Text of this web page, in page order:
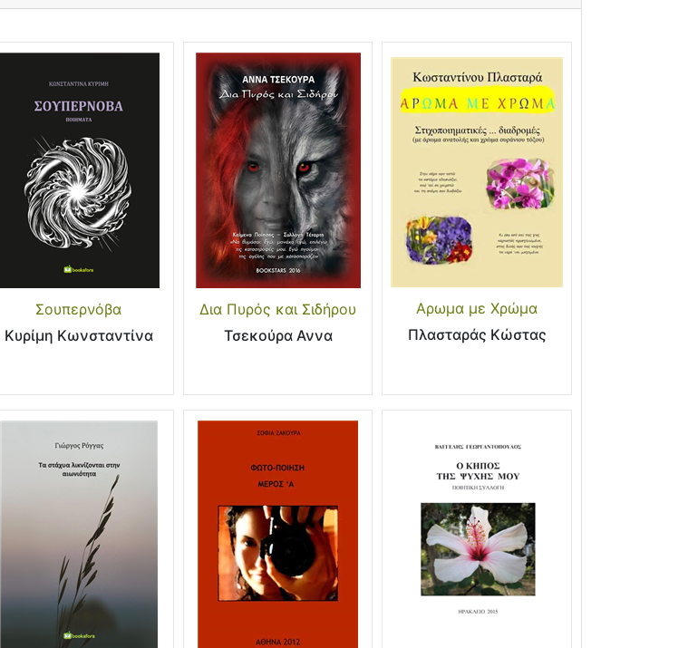
Σουπερνόβα
Κυρίμη Κωνσταντίνα
Δια Πυρός και Σιδήρου
Τσεκούρα Αννα
Αρωμα με Χρώμα
Πλασταράς Κώστας